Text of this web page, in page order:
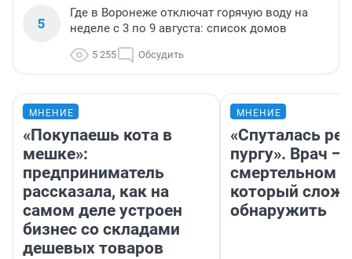
5
Где в Воронеже отключат горячую воду на
неделе с 3 по 9 августа: список домов
5 255 Обсудить
МНЕНИЕ
«Покупаешь кота в
мешке»:
предприниматель
рассказала, как на
самом деле устроен
бизнес со складами
дешевых товаров
МНЕНИЕ
«Спуталась
пургу». Врач —
смертельном
который
обнаружить